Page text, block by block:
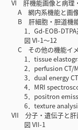
VI 肝機能画像と病理
A 網内系機能と画
B 肝細胞・胆道機
1．Gd-EOB-DTPA
図 VI-1～12
C その他の機能イメ
1．tissue
2．perfusion CT/
3．dual energy CT
4．MRI
5．positron
6．texture
VII 分子・遺伝子と肝
図 VII-1